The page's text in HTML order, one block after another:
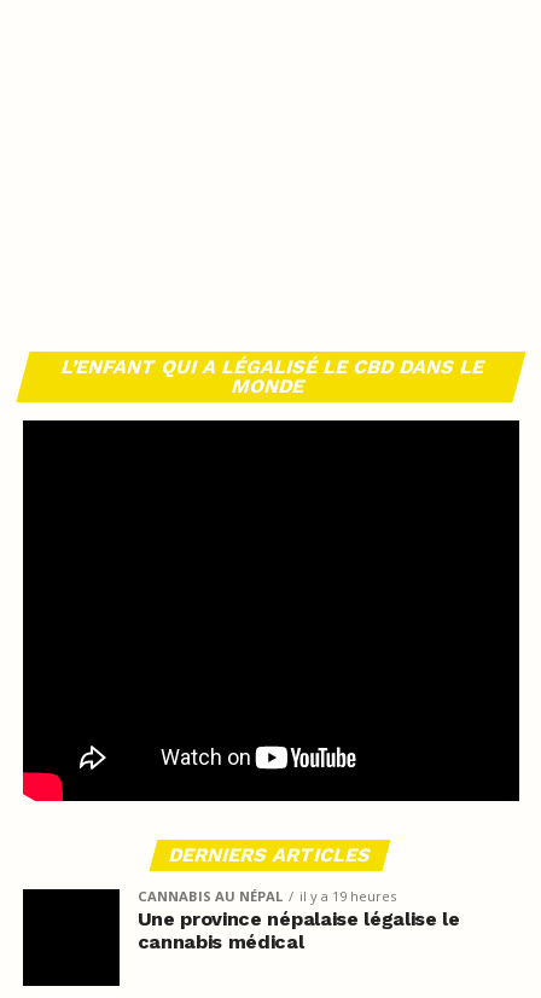
L’ENFANT QUI A LÉGALISÉ LE CBD DANS LE
MONDE
DERNIERS ARTICLES
CANNABIS AU NÉPAL il y a 19 heures
Une province népalaise légalise le
cannabis médical